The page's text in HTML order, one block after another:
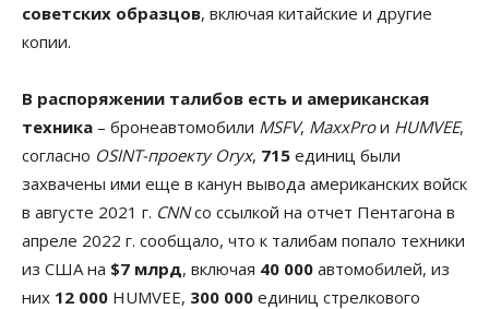
советских образцов, включая китайские и другие
копии.
В распоряжении талибов есть и американская
техника – бронеавтомобили MSFV, MaxxProи HUMVEE,
согласно OSINT-проекту Oryx, 715 единиц были
захвачены ими еще в канун вывода американских войск
в августе 2021 г. CNNсо ссылкой на отчет Пентагона в
апреле 2022 г. сообщало, что к талибам попало техники
из США на $7 млрд, включая 40 000 автомобилей, из
них 12 000 HUMVEE, 300 000 единиц стрелкового